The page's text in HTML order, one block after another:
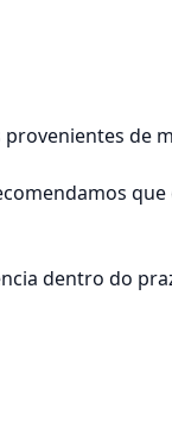
de
dentro do